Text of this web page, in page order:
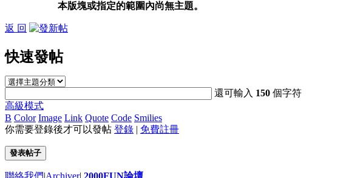
本版塊或指定的範圍內尚無主題。
返 回
快速發帖
還可輸入 150 個字符
高級模式
B Color Image Link Quote Code Smilies
你需要登錄後才可以發帖 登錄 | 免費註冊
發表帖子
聯絡我們|Archiver| 2000FUN論壇